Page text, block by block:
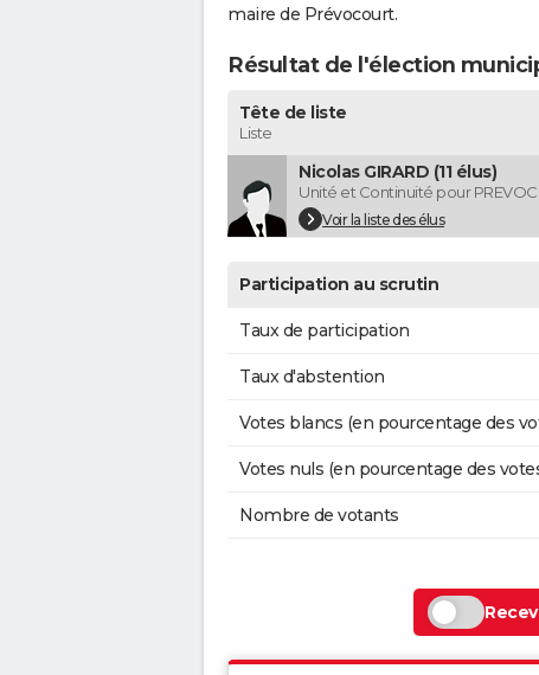
maire de Prévocourt.
Résultat de l'élection
Tête de liste
Liste
Nicolas GIRARD (11 élus)
Unité et Continuité pour
Voir la liste des élus
Participation au scrutin
Taux de participation
Taux d'abstention
Votes blancs (en pourcentage des
Votes nuls (en pourcentage des
Nombre de votants